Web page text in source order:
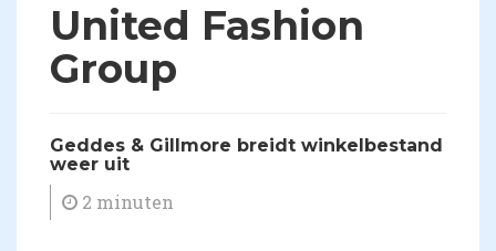
United Fashion
Group
Geddes & Gillmore breidt winkelbestand
weer uit
2 minuten